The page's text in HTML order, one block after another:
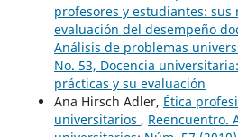
profesores y estudiantes: sus
evaluación del desempeño
Análisis de problemas
No. 53, Docencia
prácticas y su evaluación
Ana Hirsch Adler, Ética
universitarios , Reencuentro.